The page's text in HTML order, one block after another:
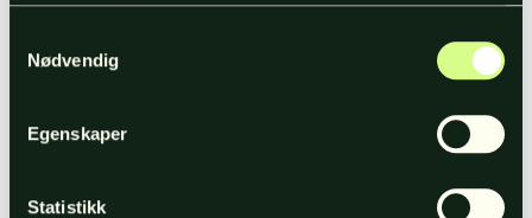
Nødvendig
Egenskaper
Statistikk
SEO-resultater kan variere fra uke til uke,
gir betalt søk deg stabil synlighet så
planlegging og budsjettering mer
Eksempel: